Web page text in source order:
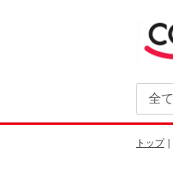
トップ